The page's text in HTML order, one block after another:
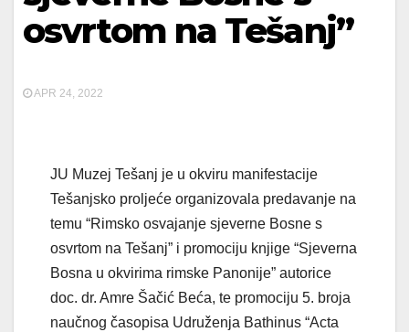
osvrtom na Tešanj”
APR 24, 2022
JU Muzej Tešanj je u okviru manifestacije
Tešanjsko proljeće organizovala predavanje na
temu “Rimsko osvajanje sjeverne Bosne s
osvrtom na Tešanj” i promociju knjige “Sjeverna
Bosna u okvirima rimske Panonije” autorice
doc. dr. Amre Šačić Beća, te promociju 5. broja
naučnog časopisa Udruženja Bathinus “Acta